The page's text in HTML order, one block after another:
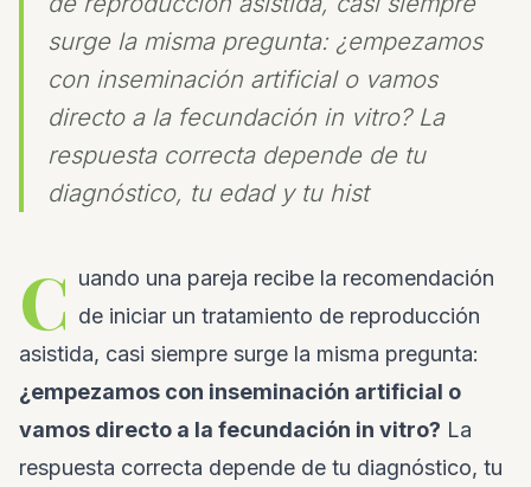
surge la misma pregunta: ¿empezamos
con inseminación artificial o vamos
directo a la fecundación in vitro? La
respuesta correcta depende de tu
diagnóstico, tu edad y tu hist
C uando una pareja recibe la recomendación
de iniciar un tratamiento de reproducción
asistida, casi siempre surge la misma pregunta:
¿empezamos con inseminación artificial o
vamos directo a la fecundación in vitro? La
respuesta correcta depende de tu diagnóstico, tu